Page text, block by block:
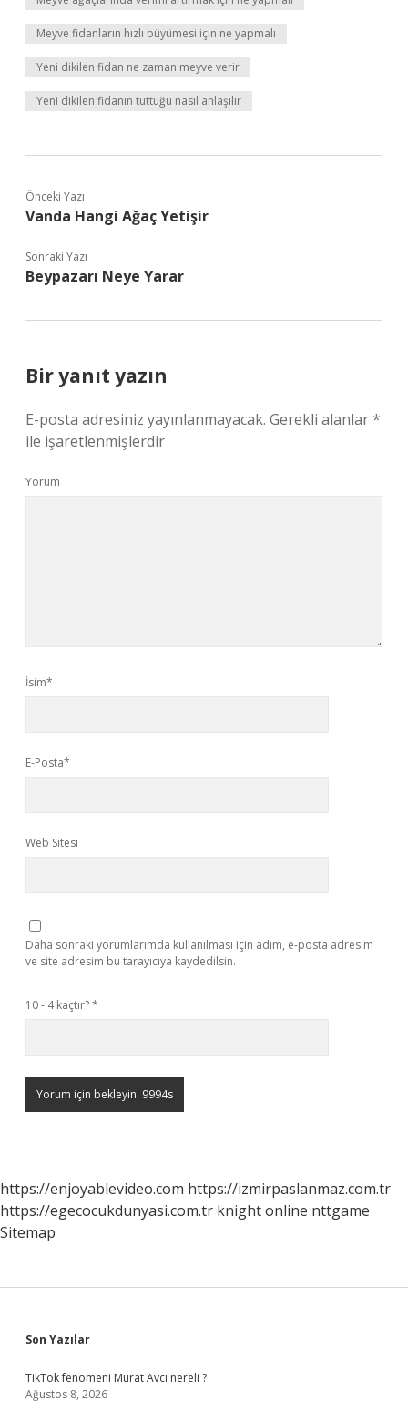
Meyve fidanların hızlı büyümesi için ne yapmalı
Yeni dikilen fidan ne zaman meyve verir
Yeni dikilen fidanın tuttuğu nasıl anlaşılır
Önceki Yazı
Vanda Hangi Ağaç Yetişir
Sonraki Yazı
Beypazarı Neye Yarar
Bir yanıt yazın
E-posta adresiniz yayınlanmayacak. Gerekli alanlar*
ile işaretlenmişlerdir
Yorum
İsim*
E-Posta*
Web Sitesi
Daha sonraki yorumlarımda kullanılması için adım, e-posta adresim
ve site adresim bu tarayıcıya kaydedilsin.
10 - 4 kaçtır?*
https://enjoyablevideo.com https://izmirpaslanmaz.com.tr
https://egecocukdunyasi.com.tr knight online nttgame
Sitemap
Sidebar
Son Yazılar
TikTok fenomeni Murat Avcı nereli ?
Ağustos 8, 2026